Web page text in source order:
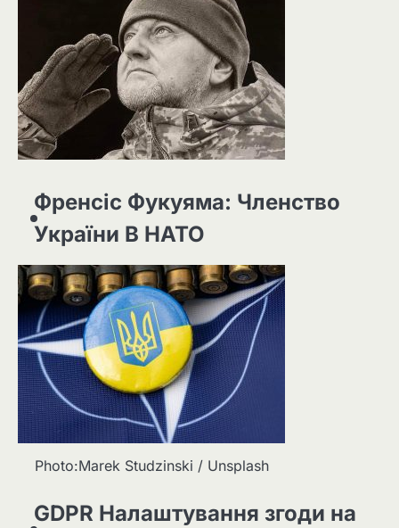
Френсіс Фукуяма: Членство
України В НАТО
Photo:Marek Studzinski / Unsplash
GDPR Налаштування згоди на